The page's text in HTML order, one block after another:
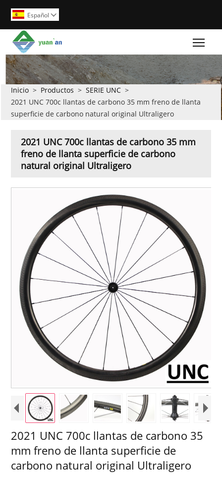
Español 
Inicio > Productos > SERIE UNC >
2021 UNC 700c llantas de carbono 35 mm freno de llanta
superficie de carbono natural original Ultraligero
2021 UNC 700c llantas de carbono 35 mm
freno de llanta superficie de carbono
natural original Ultraligero
2021 UNC 700c llantas de carbono 35
mm freno de llanta superficie de
carbono natural original Ultraligero